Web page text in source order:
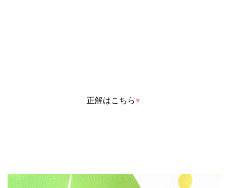
正解はこちら♥